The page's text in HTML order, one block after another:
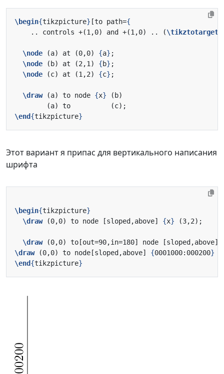
\begin{tikzpicture} [to path={
    .. controls +(1,0) and +(1,0) .. (
\tikztotarget
\node (a) at (0,0) {a}
\node (b) at (2,1) {b}
\node (c) at (1,2) {c}
\draw (a) to node {x}
\end{tikzpicture}
Этот вариант я припас для вертикального написания
шрифта
\begin{tikzpicture}
\draw (0,0) to node [sloped,above] {x}
\draw (0,0) to[out=90,in=180] node [sloped,above]
\draw (0,0) to node[sloped,above] {0001000:000200}
\end{tikzpicture}